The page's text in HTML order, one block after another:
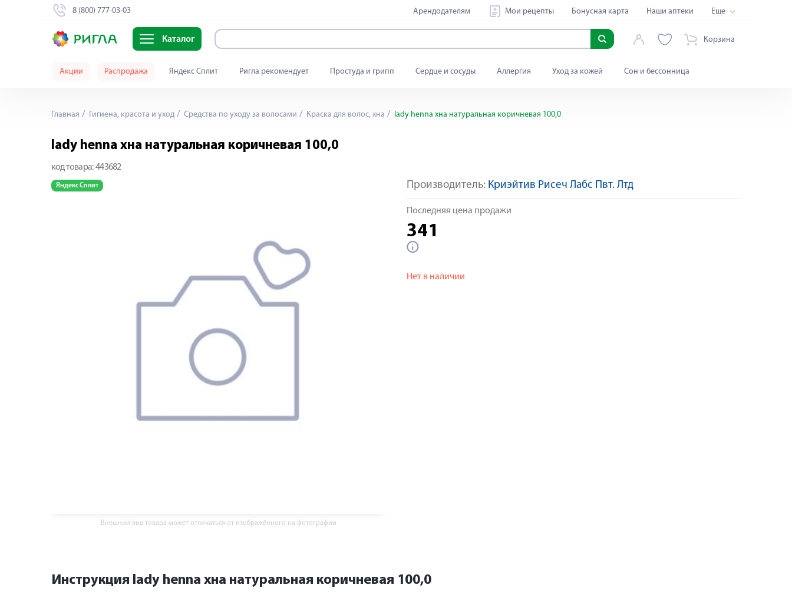
8 (800) 777-03-03 Арендодателям Мои рецепты Бонусная карта Наши аптеки Еще
Каталог Корзина
Акции Распродажа Яндекс Сплит Ригла рекомендует Простуда и грипп Сердце и сосуды Аллергия Уход за кожей Сон и бессонница
Главная Гигиена, красота и уход Средства по уходу за волосами Краска для волос, хна lady henna хна натуральная коричневая 100,0
lady henna хна натуральная коричневая 100,0
код товара: 443682
Яндекс Сплит
Внешний вид товара может отличаться от изображённого на фотографии
Производитель: Криэйтив Рисеч Лабс Пвт. Лтд
Последняя цена продажи
341
Нет в наличии
Инструкция lady henna хна натуральная коричневая 100,0